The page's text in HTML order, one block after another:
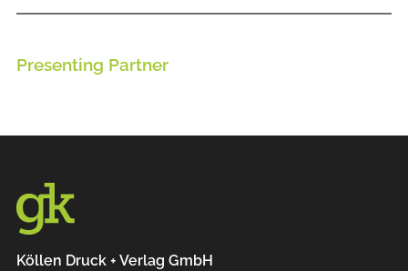
Presenting Partner
Köllen Druck + Verlag GmbH